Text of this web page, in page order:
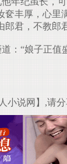
奁丰厚，心里
郎君，不教郎
：“娘子正值
小说网】,请